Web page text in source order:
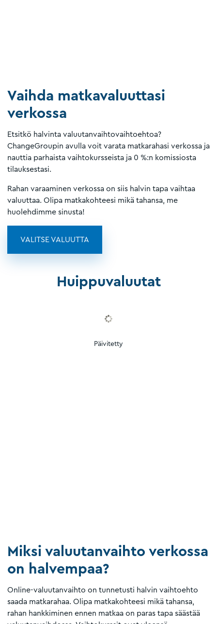
Vaihda matkavaluuttasi
verkossa
Etsitkö halvinta valuutanvaihtovaihtoehtoa?
ChangeGroupin avulla voit varata matkarahasi verkossa ja
nauttia parhaista vaihtokursseista ja 0 %:n komissiosta
tilauksestasi.
Rahan varaaminen verkossa on siis halvin tapa vaihtaa
valuuttaa. Olipa matkakohteesi mikä tahansa, me
huolehdimme sinusta!
VALITSE VALUUTTA
Huippuvaluutat
Päivitetty
Miksi valuutanvaihto verkossa
on halvempaa?
Online-valuutanvaihto on tunnetusti halvin vaihtoehto
saada matkarahaa. Olipa matkakohteesi mikä tahansa,
rahan hankkiminen ennen matkaa on paras tapa säästää